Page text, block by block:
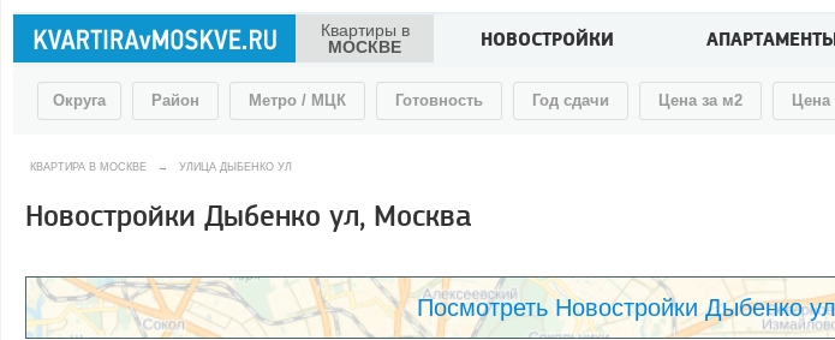
Квартиры в
МОСКВЕ
НОВОСТРОЙКИ
Округа Район Метро / МЦК Готовность Год сдачи Цена за м2 Цена
КВАРТИРА В МОСКВЕ → УЛИЦА ДЫБЕНКО УЛ
Новостройки Дыбенко ул, Москва
Посмотреть Новостройки Дыбенко